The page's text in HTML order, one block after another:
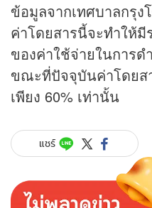
ข้อมูลจากเทศบาลกรุง
ค่าโดยสารนี้จะทำให้มี
ของค่าใช้จ่ายในการ
ขณะที่ปัจจุบันค่าโดยส
เพียง 60% เท่านั้น
แชร์